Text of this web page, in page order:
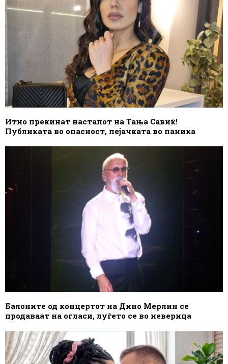
Итно прекинат настапот на Тања Савиќ!
Публиката во опасност, пејачката во паника
Балоните од концертот на Дино Мерлин се
продаваат на огласи, луѓето се во неверица